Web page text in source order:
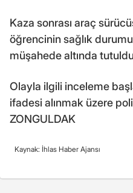
Kaza sonrası araç
öğrencinin sağlık
müşahede altında
Olayla ilgili inceleme
ifadesi alınmak üzere
ZONGULDAK
Kaynak: İhlas Haber Ajansı